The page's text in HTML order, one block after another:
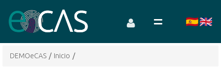
DEMOeCAS / Inicio /